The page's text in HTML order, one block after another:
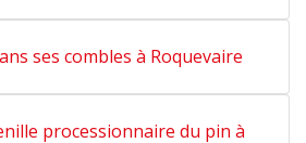
ses combles à Roquevaire
processionnaire du pin à